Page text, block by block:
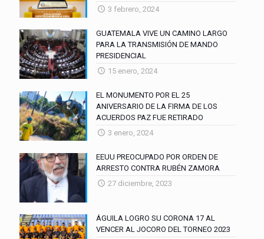
3 febrero, 2024
GUATEMALA VIVE UN CAMINO LARGO
PARA LA TRANSMISIÓN DE MANDO
PRESIDENCIAL
15 enero, 2024
EL MONUMENTO POR EL 25
ANIVERSARIO DE LA FIRMA DE LOS
ACUERDOS PAZ FUE RETIRADO
3 enero, 2024
EEUU PREOCUPADO POR ORDEN DE
ARRESTO CONTRA RUBÉN ZAMORA
27 diciembre, 2023
ÁGUILA LOGRO SU CORONA 17 AL
VENCER AL JOCORO DEL TORNEO 2023